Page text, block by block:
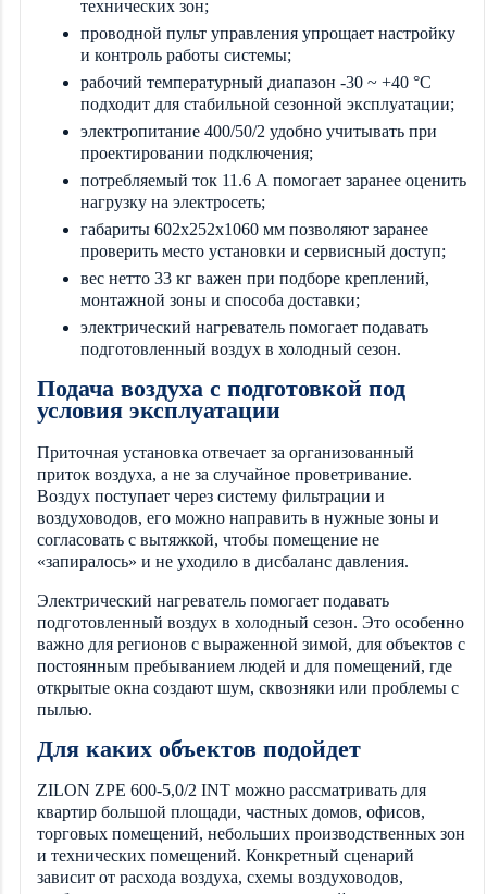
технических зон;
проводной пульт управления упрощает настройку
и контроль работы системы;
рабочий температурный диапазон -30 ~ +40 °C
подходит для стабильной сезонной эксплуатации;
электропитание 400/50/2 удобно учитывать при
проектировании подключения;
потребляемый ток 11.6 А помогает заранее оценить
нагрузку на электросеть;
габариты 602x252x1060 мм позволяют заранее
проверить место установки и сервисный доступ;
вес нетто 33 кг важен при подборе креплений,
монтажной зоны и способа доставки;
электрический нагреватель помогает подавать
подготовленный воздух в холодный сезон.
Подача воздуха с подготовкой под
условия эксплуатации
Приточная установка отвечает за организованный
приток воздуха, а не за случайное проветривание.
Воздух поступает через систему фильтрации и
воздуховодов, его можно направить в нужные зоны и
согласовать с вытяжкой, чтобы помещение не
«запиралось» и не уходило в дисбаланс давления.
Электрический нагреватель помогает подавать
подготовленный воздух в холодный сезон. Это особенно
важно для регионов с выраженной зимой, для объектов с
постоянным пребыванием людей и для помещений, где
открытые окна создают шум, сквозняки или проблемы с
пылью.
Для каких объектов подойдет
ZILON ZPE 600-5,0/2 INT можно рассматривать для
квартир большой площади, частных домов, офисов,
торговых помещений, небольших производственных зон
и технических помещений. Конкретный сценарий
зависит от расхода воздуха, схемы воздуховодов,